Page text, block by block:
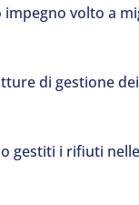
volto a
di gestione
gestiti i rifiuti